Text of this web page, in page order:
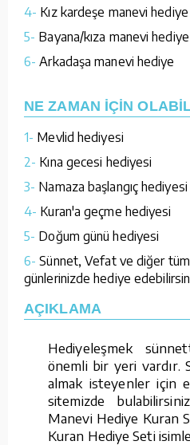
4- Kız kardeşe manevi hediye
5- Bayana/kıza manevi hediye
6- Arkadaşa manevi hediye
NE ZAMAN İÇİN
1- Mevlid hediyesi
2- Kına gecesi hediyesi
3- Namaza başlangıç hediyesi
4- Kuran'a geçme hediyesi
5- Doğum günü hediyesi
6- Sünnet, Vefat ve diğer
günlerinizde hediye
AÇIKLAMA
Hediyeleşmek
önemli bir yeri vardır.
almak isteyenler için
sitemizde
Manevi Hediye Kuran
Kuran Hediye Seti